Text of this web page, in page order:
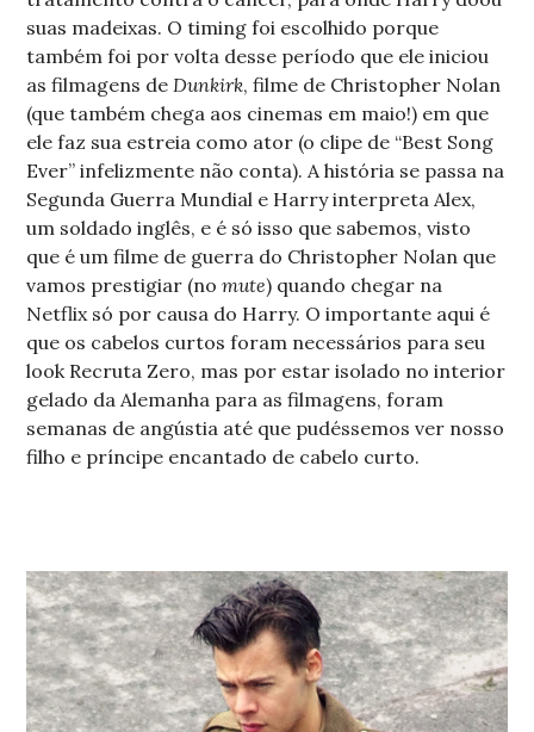
suas madeixas. O timing foi escolhido porque
também foi por volta desse período que ele iniciou
as filmagens deDunkirk, filme de Christopher Nolan
(que também chega aos cinemas em maio!) em que
ele faz sua estreia como ator (o clipe de “Best Song
Ever” infelizmente não conta). A história se passa na
Segunda Guerra Mundial e Harry interpreta Alex,
um soldado inglês, e é só isso que sabemos, visto
que é um filme de guerra do Christopher Nolan que
vamos prestigiar (nomute) quando chegar na
Netflix só por causa do Harry. O importante aqui é
que os cabelos curtos foram necessários para seu
look Recruta Zero, mas por estar isolado no interior
gelado da Alemanha para as filmagens, foram
semanas de angústia até que pudéssemos ver nosso
filho e príncipe encantado de cabelo curto.